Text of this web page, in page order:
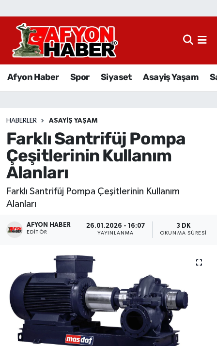
Afyon Haber Spor Siyaset Asayiş Yaşam
HABERLER ASAYIŞ YAŞAM
Farklı Santrifüj Pompa
Çeşitlerinin Kullanım
Alanları
Farklı Santrifüj Pompa Çeşitlerinin Kullanım
Alanları
AFYON HABER
EDITÖR
26.01.2026 - 16:07
YAYINLANMA
3 DK
OKUNMA SÜRESI
Afyon Haber
Sağlık
Eğitim
Ekonomi
Magazin
Etkinlikler